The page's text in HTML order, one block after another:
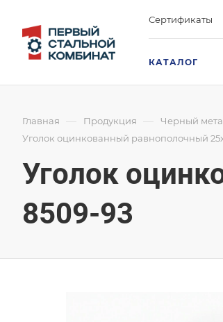
Сертификаты
КАТАЛОГ
Главная — Продукция — Черный
Уголок оцинкованный равнополочный
Уголок
8509-93